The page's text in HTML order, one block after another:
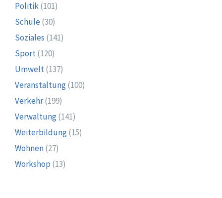
Politik(101)
Schule (30)
Soziales (141)
Sport(120)
Umwelt(137)
Veranstaltung(100)
Verkehr(199)
Verwaltung(141)
Weiterbildung(15)
Wohnen(27)
Workshop (13)